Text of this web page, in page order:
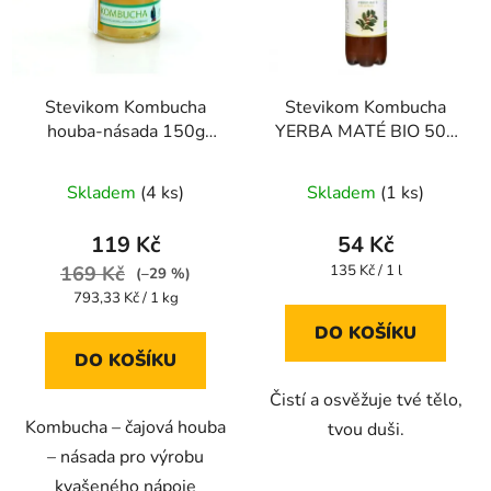
Stevikom Kombucha
houba-násada 150g
Stevikom 150 g
hodnocení
produktu
je
4,4
5
Skladem (4 ks)
119 Kč
169 Kč
(–29 %)
Měrná
793,33 Kč / 1 kg
DO KOŠÍKU
Kombucha – čajová houba
– násada pro výrobu
kvašeného nápoje
Stevikom Kombucha
YERBA MATÉ BIO 500
Skladem (1 ks)
54 Kč
Měrná
135 Kč / 1 l
DO KOŠÍKU
Čistí a osvěžuje tvé tělo,
tvou duši.